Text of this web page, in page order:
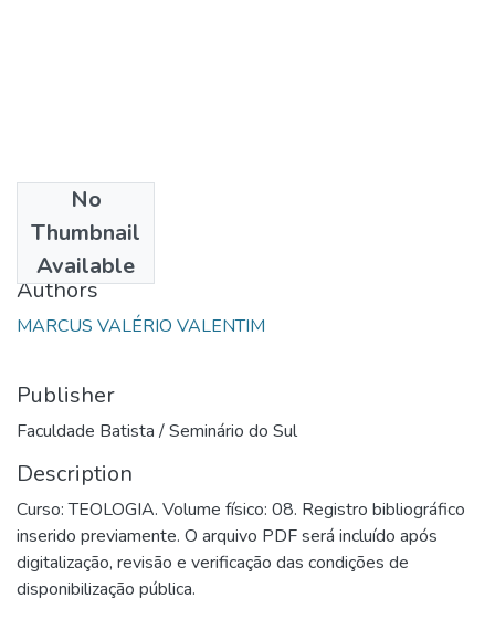
No
Thumbnail
Available
1987
Authors
MARCUS VALÉRIO VALENTIM
Publisher
Faculdade Batista / Seminário do Sul
Description
Curso: TEOLOGIA. Volume físico: 08. Registro bibliográfico
inserido previamente. O arquivo PDF será incluído após
digitalização, revisão e verificação das condições de
disponibilização pública.